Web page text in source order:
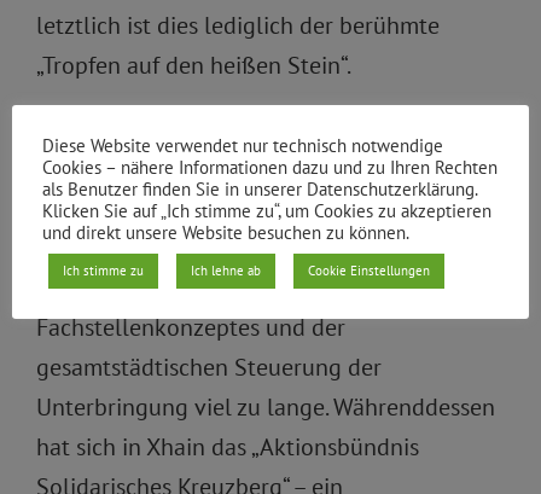
letztlich ist dies lediglich der berühmte
„Tropfen auf den heißen Stein“.
Längst dürfte allen Akteur*innen klar sein,
dass diese Aufgabe nur gesamtstädtisch zu
bewältigen ist. Allerdings dauern Prozesse
wie die Einführung eines
Fachstellenkonzeptes und der
gesamtstädtischen Steuerung der
Unterbringung viel zu lange. Währenddessen
hat sich in Xhain das „Aktionsbündnis
Solidarisches Kreuzberg“ – ein
Diese Website verwendet nur technisch notwendige
Cookies – nähere Informationen dazu und zu Ihren Rechten
als Benutzer finden Sie in unserer Datenschutzerklärung.
Klicken Sie auf „Ich stimme zu“, um Cookies zu akzeptieren
und direkt unsere Website besuchen zu können.
Ich stimme zu Ich lehne ab Cookie Einstellungen